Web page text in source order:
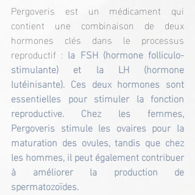
Pergoveris est un médicament qui
contient une combinaison de deux
hormones clés dans le processus
reproductif : la FSH (hormone folliculo-
stimulante) et la LH (hormone
lutéinisante). Ces deux hormones sont
essentielles pour stimuler la fonction
reproductive. Chez les femmes,
Pergoveris stimule les ovaires pour la
maturation des ovules, tandis que chez
les hommes, il peut également contribuer
à améliorer la production de
spermatozoïdes.